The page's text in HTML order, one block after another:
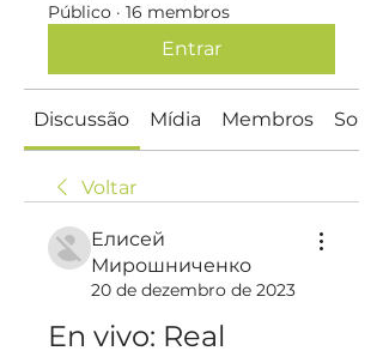
Público · 16 membros
Entrar
Discussão Mídia Membros Sobre
Voltar
Елисей
Мирошниченко
20 de dezembro de 2023
En vivo: Real